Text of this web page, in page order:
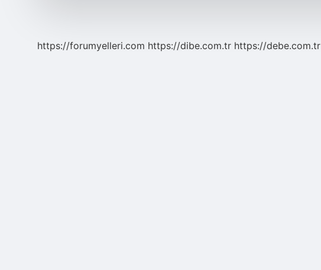
https://forumyelleri.com https://dibe.com.tr https://debe.com.tr